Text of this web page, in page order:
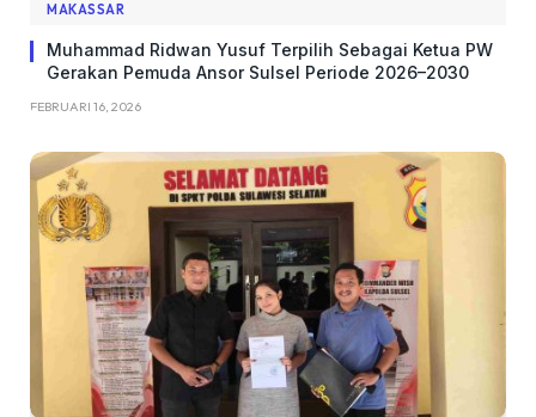
MAKASSAR
Muhammad Ridwan Yusuf Terpilih Sebagai Ketua PW
Gerakan Pemuda Ansor Sulsel Periode 2026–2030
FEBRUARI 16, 2026